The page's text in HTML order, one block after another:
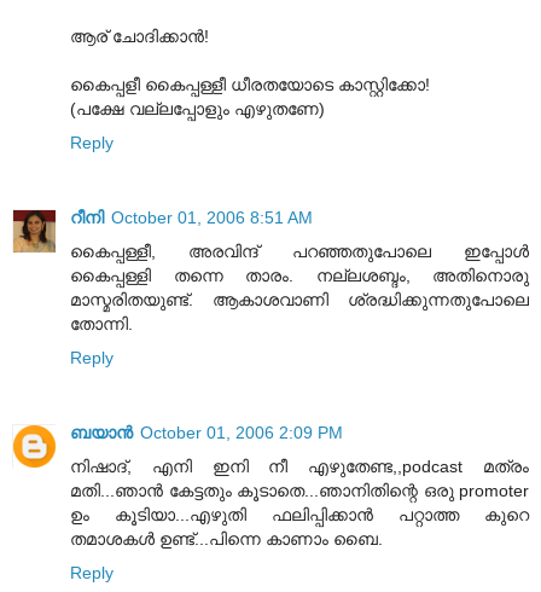
ആര് ചോദിക്കാന്‍!
കൈപ്പളീ കൈപ്പള്ളീ ധീരതയോടെ കാസ്റ്റിക്കോ!
(പക്ഷേ വല്ലപ്പോളും എഴുതണേ)
Reply
റീനി October 01, 2006 8:51 AM
കൈപ്പള്ളീ, അരവിന്ദ്‌ പറഞ്ഞതുപോലെ ഇപ്പോള്‍
കൈപ്പള്ളി തന്നെ താരം. നല്ലശബ്ദം, അതിനൊരു
മാസ്മരിതയുണ്ട്‌. ആകാശവാണി ശ്രദ്ധിക്കുന്നതുപോലെ
തോന്നി.
Reply
ബയാന്‍ October 01, 2006 2:09 PM
നിഷാദ്‌, എനി ഇനി നീ എഴുതേണ്ട,,podcast മത്രം
മതി...ഞാന്‍ കേട്ടതും കൂടാതെ...ഞാനിതിന്റെ ഒരു promoter
ഉം കൂടിയാ...എഴുതി ഫലിപ്പിക്കാന്‍ പറ്റാത്ത കുറെ
തമാശകള്‍ ഉണ്ട്‌...പിന്നെ കാണാം ബൈ.
Reply